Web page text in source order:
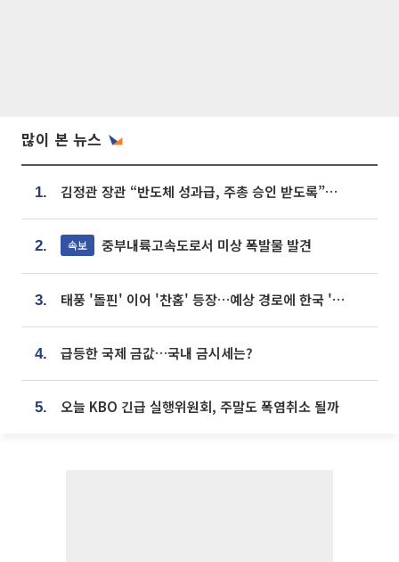
많이 본 뉴스
1. 김정관 장관 “반도체 성과급, 주총 승인 받도록”…상법·자본시장법 개정 시사
2. 속보 중부내륙고속도로서 미상 폭발물 발견
3. 태풍 '돌핀' 이어 '찬홈' 등장…예상 경로에 한국 '한숨'
4. 급등한 국제 금값…국내 금시세는?
5. 오늘 KBO 긴급 실행위원회, 주말도 폭염취소 될까